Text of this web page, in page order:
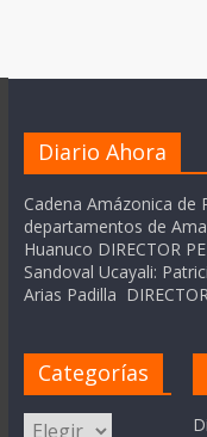
Diario Ahora
Cadena Amázonica de
departamentos de
Huanuco DIRECTOR
Sandoval Ucayali:
Arias Padilla
Categorías
Categorías